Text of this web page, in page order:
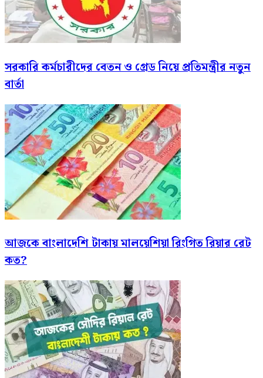
সরকারি কর্মচারীদের বেতন ও গ্রেড নিয়ে প্রতিমন্ত্রীর নতুন
বার্তা
আজকে বাংলাদেশি টাকায় মালয়েশিয়া রিংগিত রিয়ার রেট
কত?